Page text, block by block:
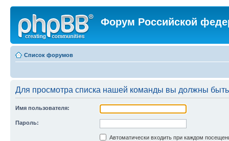
Форум Российской
Список форумов
Для просмотра списка нашей команды вы должны
Имя пользователя:
Пароль:
Автоматически входить при каждом